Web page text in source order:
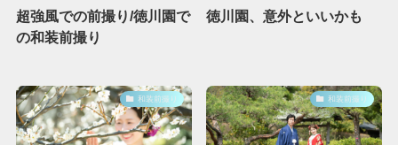
超強風での前撮り/徳川園で
の和装前撮り
徳川園、意外といいかも
和装前撮り 和装前撮り